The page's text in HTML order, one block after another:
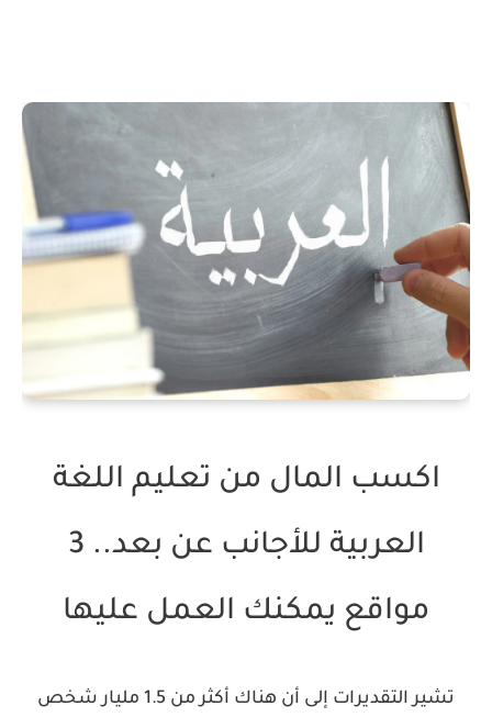
اكسب المال من تعليم اللغة
العربية للأجانب عن بعد.. 3
مواقع يمكنك العمل عليها
تشير التقديرات إلى أن هناك أكثر من 1.5 مليار شخص